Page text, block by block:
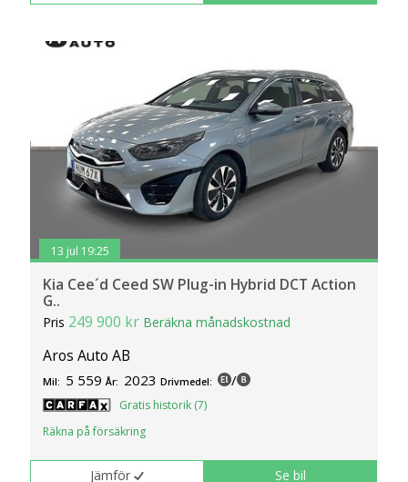
13 jul 19:25
Kia Cee´d Ceed SW Plug-in Hybrid DCT Action
G..
Pris 249 900 kr Beräkna månadskostnad
Aros Auto AB
Mil: 5 559 År: 2023 Drivmedel: /
Gratis historik (7)
Räkna på försäkring
Jämför Se bil